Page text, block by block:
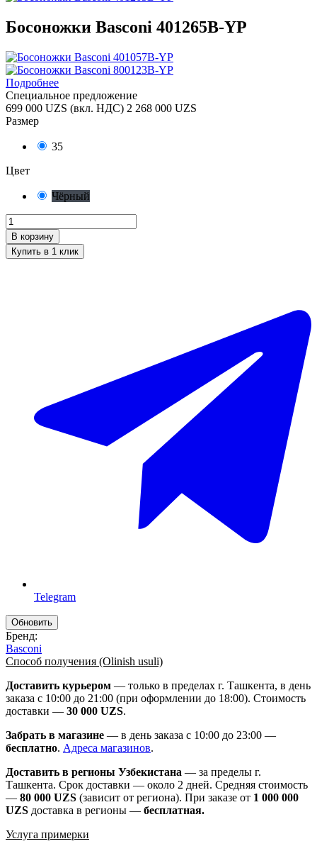
Босоножки Basconi 401265B-YP
Подробнее
Специальное предложение
699 000 UZS (вкл. НДС) 2 268 000 UZS
Размер
35
Цвет
Чёрный
В корзину
Купить в 1 клик
Telegram
Бренд:
Basconi
Способ получения (Olinish usuli)
Доставить курьером — только в пределах г. Ташкента, в день
заказа с 10:00 до 21:00 (при оформлении до 18:00). Стоимость
доставки — 30 000 UZS.
Забрать в магазине — в день заказа с 10:00 до 23:00 —
бесплатно. Адреса магазинов.
Доставить в регионы Узбекистана — за пределы г.
Ташкента. Срок доставки — около 2 дней. Средняя стоимость
— 80 000 UZS (зависит от региона). При заказе от 1 000 000
UZS доставка в регионы — бесплатная.
Услуга примерки